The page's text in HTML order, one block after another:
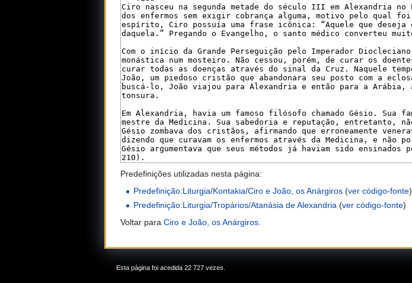
Predefinições utilizadas nesta página:
Predefinição:Liturgia/Kontakia/Ciro e João, os Anárgiros (ver código-fonte)
Predefinição:Liturgia/Tropários/Atanásia de Alexandria (ver código-fonte)
Voltar para Ciro e João, os Anárgiros
Esta página foi acedida 22 727 vezes.